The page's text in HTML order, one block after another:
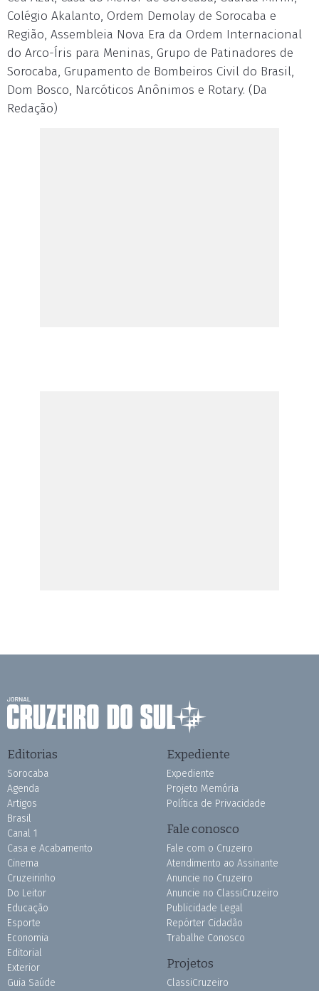
Colégio Akalanto, Ordem Demolay de Sorocaba e
Região, Assembleia Nova Era da Ordem Internacional
do Arco-Íris para Meninas, Grupo de Patinadores de
Sorocaba, Grupamento de Bombeiros Civil do Brasil,
Dom Bosco, Narcóticos Anônimos e Rotary. (Da
Redação)
Editorias
Sorocaba
Agenda
Artigos
Brasil
Canal 1
Casa e Acabamento
Cinema
Cruzeirinho
Do Leitor
Educação
Esporte
Economia
Editorial
Exterior
Guia Saúde
Expediente
Expediente
Projeto Memória
Política de Privacidade
Fale conosco
Fale com o Cruzeiro
Atendimento ao Assinante
Anuncie no Cruzeiro
Anuncie no ClassiCruzeiro
Publicidade Legal
Repórter Cidadão
Trabalhe Conosco
Projetos
ClassiCruzeiro